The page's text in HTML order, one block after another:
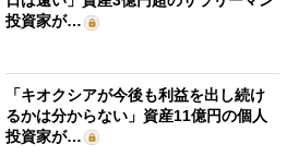
投資家が…
「キオクシアが今後も利益を出し続け
るかは分からない」資産11億円の個人
投資家が…